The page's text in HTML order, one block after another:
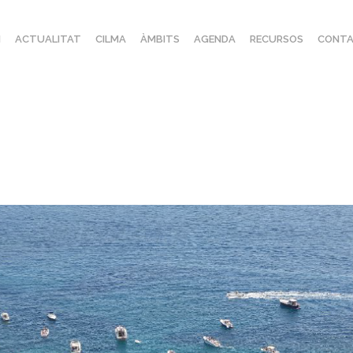
ACTUALITAT CILMA ÀMBITS AGENDA RECURSOS